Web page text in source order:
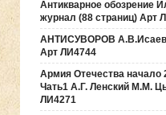
Антикварное обозрение
журнал (88 страниц) Арт
АНТИСУВОРОВ А.В.Исаев
Арт ЛИ4744
Армия Отечества начало
Чать1 А.Г. Ленский М.М.
ЛИ4271